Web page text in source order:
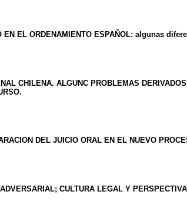
EN EL ORDENAMIENTO ESPAÑOL: algunas
CHILENA. ALGUNC PROBLEMAS
DEL JUICIO ORAL EN EL NUEVO
CULTURA LEGAL Y